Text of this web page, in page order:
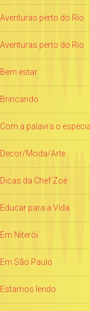
Aventuras perto do Rio
Aventuras perto do Rio
Bem estar
Brincando
Com a palavra o
Decor/Moda/Arte
Dicas da Chef Zoë
Educar para a Vida
Em Niterói
Em São Paulo
Estamos lendo